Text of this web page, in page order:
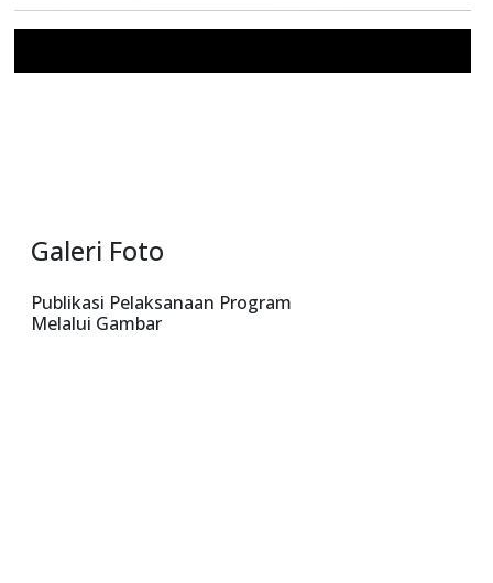
Galeri Foto
Publikasi Pelaksanaan Program
Melalui Gambar